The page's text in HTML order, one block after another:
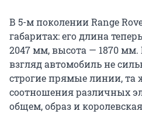
В 5-м поколении Range
габаритах: его длина
2047 мм, высота — 1870
взгляд автомобиль не
строгие прямые линии, та
соотношения различных
общем, образ и